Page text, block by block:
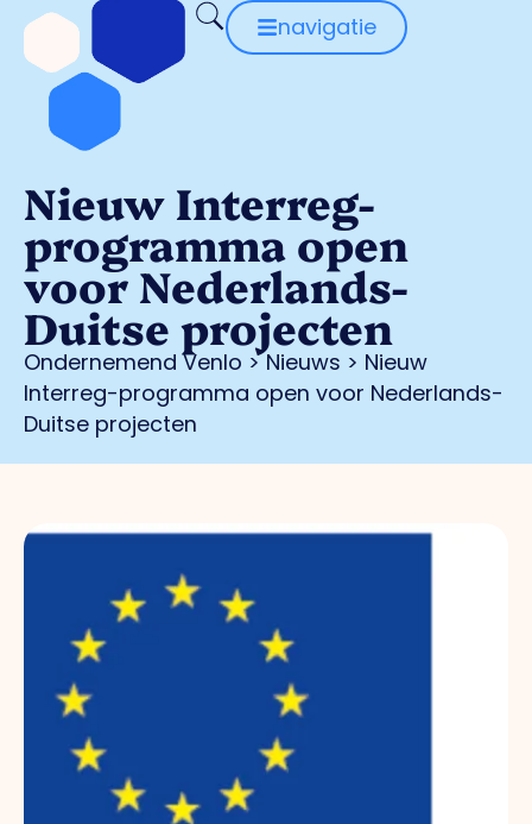
navigatie
Nieuw Interreg-
programma open
voor Nederlands-
Duitse projecten
Ondernemend Venlo >Nieuws > Nieuw
Interreg-programma open voor Nederlands-
Duitse projecten